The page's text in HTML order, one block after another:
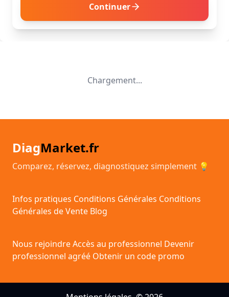
Continuer
Chargement...
DiagMarket.fr
Comparez, réservez, diagnostiquez simplement 💡
Infos pratiques Conditions Générales Conditions
Générales de Vente Blog
Nous rejoindreAccès au professionnel Devenir
professionnel agréé Obtenir un code promo